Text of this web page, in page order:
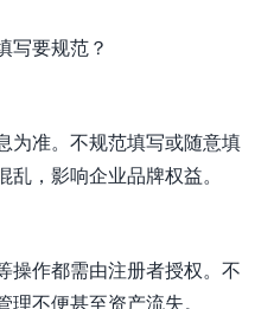
写要规范？
为准。不规范填写或随意填
，影响企业品牌权益。
操作都需由注册者授权。不
不便甚至资产流失。